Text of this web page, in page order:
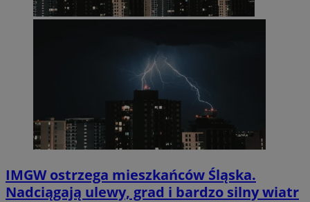
IMGW ostrzega mieszkańców Śląska.
Nadciągają ulewy, grad i bardzo silny wiatr